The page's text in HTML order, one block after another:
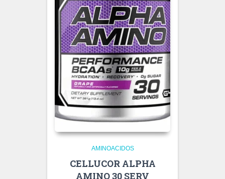
AMINOACIDOS
CELLUCOR ALPHA
AMINO 30 SERV